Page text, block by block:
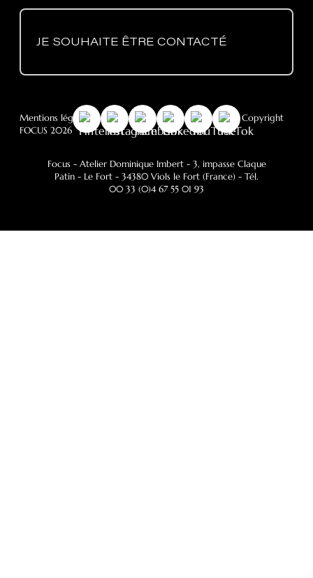
JE SOUHAITE ÊTRE CONTACTÉ
Mentions légales-RGPD - Politique des cookies- © Copyright
FOCUS 2026
Focus - Atelier Dominique Imbert- 3, impasse Claque
Patin - Le Fort - 34380 Viols le Fort (France) - Tél.
00 33 (0)4 67 55 01 93